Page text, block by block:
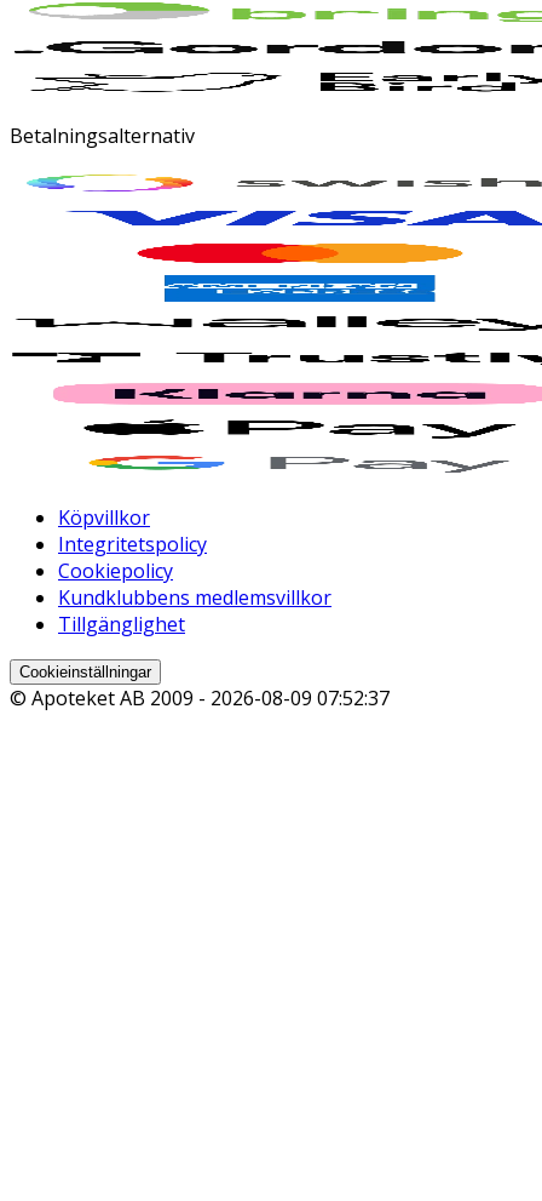
Betalningsalternativ
Köpvillkor
Integritetspolicy
Cookiepolicy
Kundklubbens medlemsvillkor
Tillgänglighet
Cookieinställningar
© Apoteket AB 2009 - 2026-08-09 07:52:37